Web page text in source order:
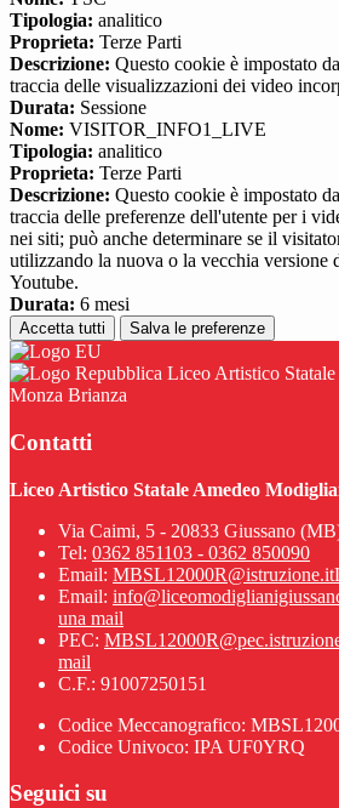
Tipologia: analitico
Proprieta: Terze Parti
Descrizione: Questo cookie è impostato
traccia delle visualizzazioni dei video
Durata: Sessione
Nome: VISITOR_INFO1_LIVE
Tipologia: analitico
Proprieta: Terze Parti
Descrizione: Questo cookie è impostato
traccia delle preferenze dell'utente per i
nei siti; può anche determinare se il
utilizzando la nuova o la vecchia versione
Youtube.
Durata: 6 mesi
Accetta tutti Salva le preferenze
Liceo Artistico
Monza Brianza
Contatti
Liceo Artistico Statale Amedeo
Via Caimi, 5 - 20833 Giussano
Tel: 0362 851103 - 0362 850090
Email: MBSL12000R@istruzione.it
Email:
una mail
PEC:
mail
C.F.: 91007250151
Codice Meccanografico:
Codice Univoco: IPA UF0YRQ
Seguici su